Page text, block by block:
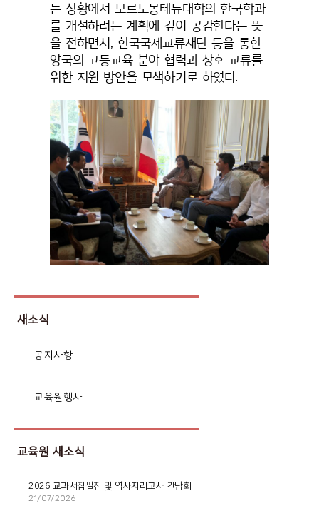
는 상황에서 보르도몽테뉴대학의 한국학과
를 개설하려는 계획에 깊이 공감한다는 뜻
을 전하면서, 한국국제교류재단 등을 통한
양국의 고등교육 분야 협력과 상호 교류를
위한 지원 방안을 모색하기로 하였다.
새소식
공지사항
교육원행사
교육원 새소식
2026 교과서집필진 및 역사지리교사 간담회
21/07/2026